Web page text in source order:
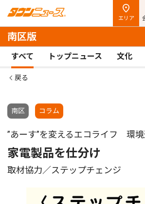
エリア
南区版
すべて トップニュース 文化
戻る
南区 コラム
”あーす”を変えるエコライフ 環
家電製品を仕分け
取材協力／ステップチェンジ